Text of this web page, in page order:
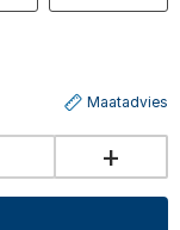
Maatadvies
+